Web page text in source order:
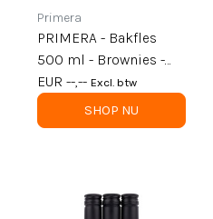
Primera
PRIMERA - Bakfles
500 ml - Brownies -
Chohey, da's lekker -
per 6
EUR --,-- Excl. btw
SHOP NU